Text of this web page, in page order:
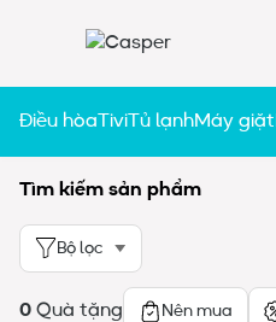
Điều hòa Tivi Tủ lạnhMáy giặt
Tìm kiếm sản phẩm
Bộ lọc
0 Quà tặng Nên mua